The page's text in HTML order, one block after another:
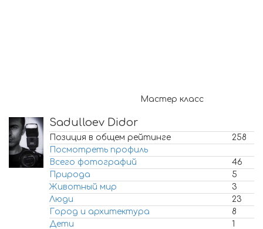
Мастер класс
Sadulloev Didor
Позиция в общем рейтинге
258
Посмотреть профиль
Всего фотографий
46
Природа
5
Животный мир
3
Люди
23
Город и архитектура
8
Дети
1